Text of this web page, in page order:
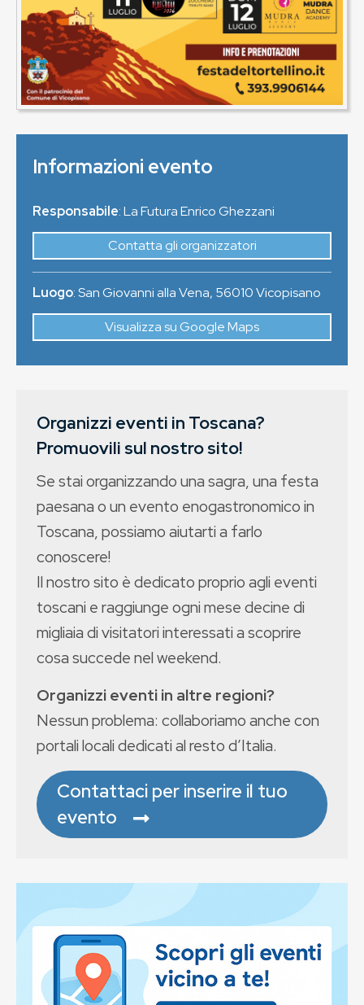
Informazioni evento
Responsabile: La Futura Enrico Ghezzani
Contatta gli organizzatori
Luogo:San Giovanni alla Vena, 56010Vicopisano
Visualizza su Google Maps
Organizzi eventi in Toscana?
Promuovili sul nostro sito!
Se stai organizzando una sagra, una festa
paesana o un evento enogastronomico in
Toscana, possiamo aiutarti a farlo
conoscere!
Il nostro sito è dedicato proprio agli eventi
toscani e raggiunge ogni mese decine di
migliaia di visitatori interessati a scoprire
cosa succede nel weekend.
Organizzi eventi in altre regioni?
Nessun problema: collaboriamo anche con
portali locali dedicati al resto d’Italia.
Contattaci per inserire il tuo
evento